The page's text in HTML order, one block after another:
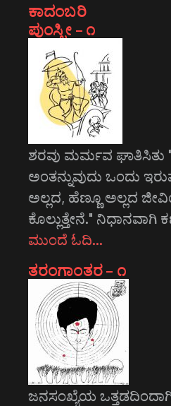
ಕಾದಂಬರಿ
ಪುಂಸ್ತ್ರೀ – ೧
ಶರವು ಮರ್ಮವ ಘಾತಿಸಿತು
ಅಂತನ್ನುವುದು ಒಂದು
ಅಲ್ಲದ, ಹೆಣ್ಣೂ ಅಲ್ಲದ
ಕೊಲ್ಲುತ್ತೇನೆ." ನಿಧಾನವಾಗಿ
ಮುಂದೆ ಓದಿ…
ತರಂಗಾಂತರ – ೧
ಜನಸಂಖ್ಯೆಯ